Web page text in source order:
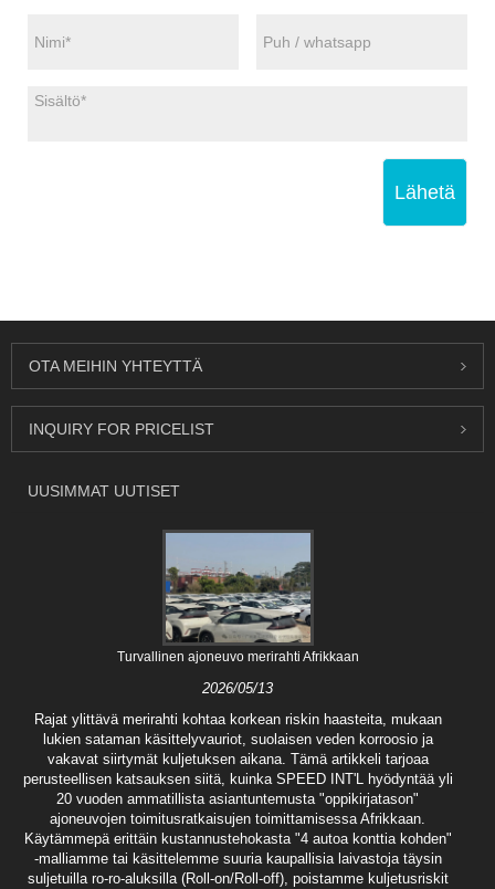
Lähetä
OTA MEIHIN YHTEYTTÄ
INQUIRY FOR PRICELIST
UUSIMMAT UUTISET
Turvallinen ajoneuvo merirahti Afrikkaan
2026/05/13
Rajat ylittävä merirahti kohtaa korkean riskin haasteita, mukaan
lukien sataman käsittelyvauriot, suolaisen veden korroosio ja
vakavat siirtymät kuljetuksen aikana. Tämä artikkeli tarjoaa
perusteellisen katsauksen siitä, kuinka SPEED INT'L hyödyntää yli
20 vuoden ammatillista asiantuntemusta "oppikirjatason"
ajoneuvojen toimitusratkaisujen toimittamisessa Afrikkaan.
Käytämmepä erittäin kustannustehokasta "4 autoa konttia kohden"
-malliamme tai käsittelemme suuria kaupallisia laivastoja täysin
suljetuilla ro-ro-aluksilla (Roll-on/Roll-off), poistamme kuljetusriskit